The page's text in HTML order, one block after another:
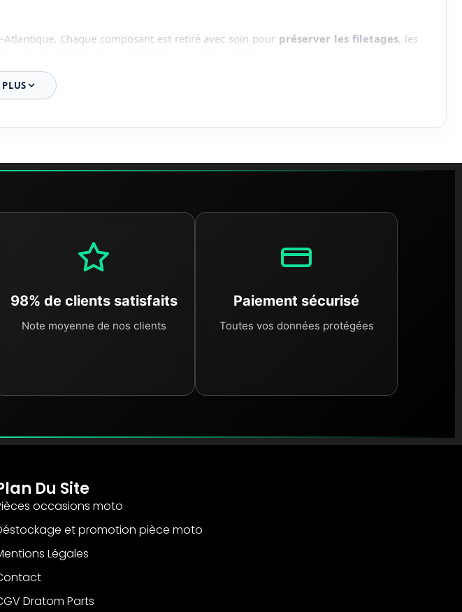
Chaque composant est retiré avec soin pour préserver les filetages, les
la moindre micro-fissure invisible sur un élément sale.
avec des pièces d'origine constructeur tout en réduisant l'empreinte carbone liée à
98% de clients satisfaits
Note moyenne de nos clients
Paiement sécurisé
Toutes vos données protégées
Du Site
occasions moto
et promotion pièce moto
Légales
Dratom Parts